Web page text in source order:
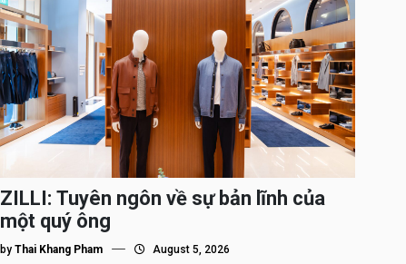
ZILLI: Tuyên ngôn về sự bản lĩnh của
một quý ông
byThai Khang Pham August 5, 2026